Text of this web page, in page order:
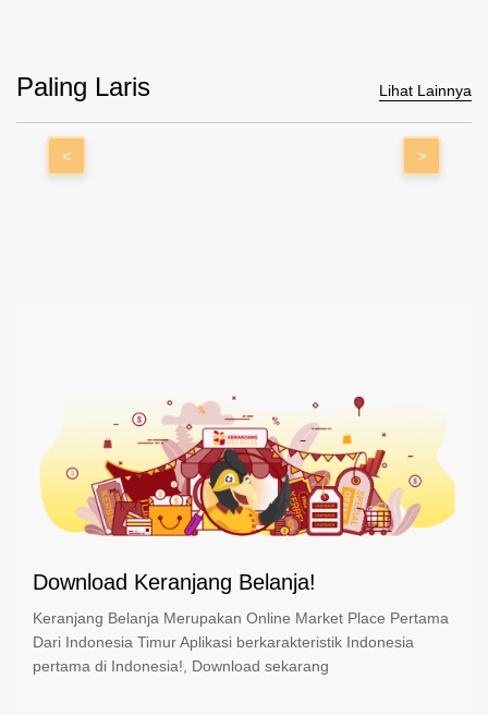
Paling Laris Lihat Lainnya
< >
Download Keranjang Belanja!
Keranjang Belanja Merupakan Online Market Place Pertama
Dari Indonesia Timur Aplikasi berkarakteristik Indonesia
pertama di Indonesia!, Download sekarang